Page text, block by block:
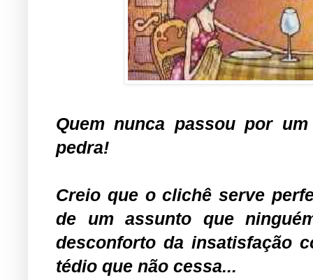
Quem nunca passou por
pedra!
Creio que o clichê serve
de um assunto que
desconforto da insatisfação
tédio que não cessa...